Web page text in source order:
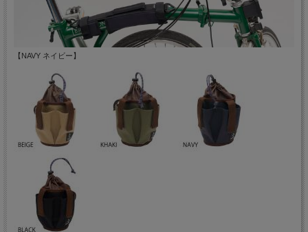
【NAVY ネイビー】